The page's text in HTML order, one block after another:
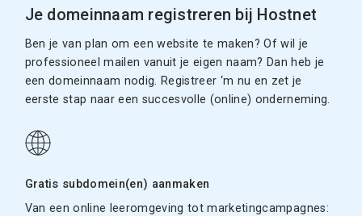
Je domeinnaam registreren bij Hostnet
Ben je van plan om een website te maken? Of wil je
professioneel mailen vanuit je eigen naam? Dan heb je
een domeinnaam nodig. Registreer ‘m nu en zet je
eerste stap naar een succesvolle (online) onderneming.
Gratis subdomein(en) aanmaken
Van een online leeromgeving tot marketingcampagnes: